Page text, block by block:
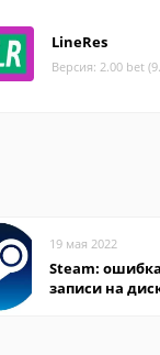
LineRes
Версия: 2.00 bet
19 мая 2022
Steam:
записи на